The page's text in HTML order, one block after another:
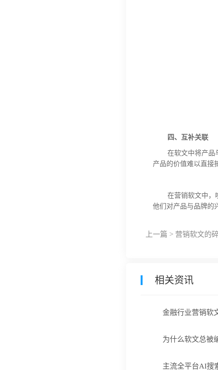
四、互补关联
在软文中将产品
产品的价值难以直接
在营销软文中，
他们 对产品与品牌的
上一篇 > 营销软文的
相关资讯
金融行业营销软
为什么软文总被
主流全平台AI搜